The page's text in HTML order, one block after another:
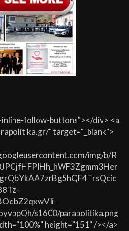
inline-follow-buttons"></div> <a
" target="_blank">
img/b/R
s1600/parapolitika.png
height="151" /></a>